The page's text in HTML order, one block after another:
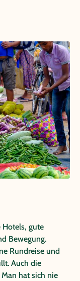
Hotels, gute
Bewegung.
Rundreise und
Auch die
hat sich nie